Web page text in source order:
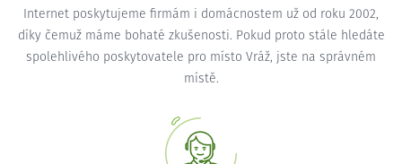
Internet poskytujeme firmám i domácnostem už od roku 2002,
díky čemuž máme bohaté zkušenosti. Pokud proto stále hledáte
spolehlivého poskytovatele pro místo Vráž, jste na správném
místě.